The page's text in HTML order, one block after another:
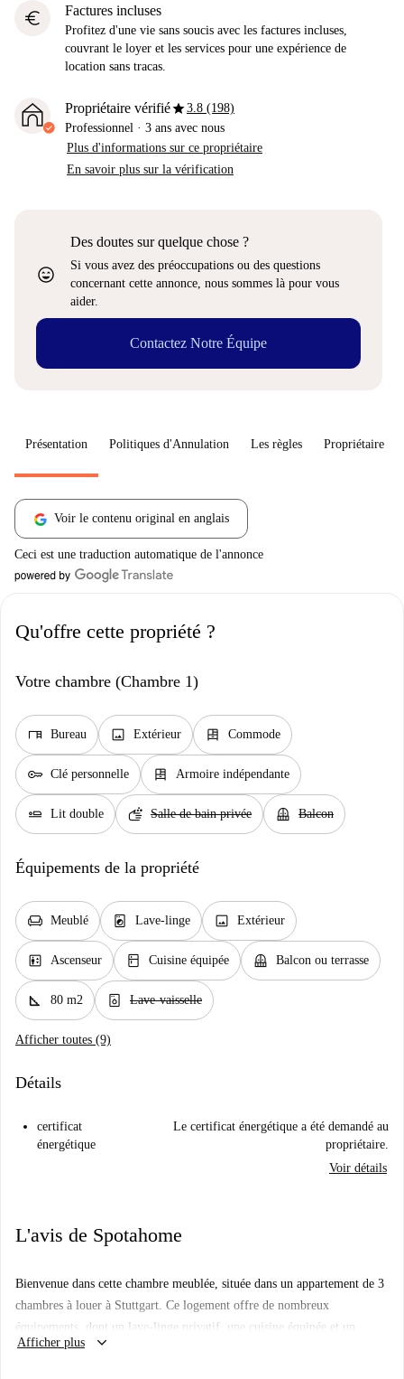
euro Factures incluses
Profitez d'une vie sans soucis avec les factures incluses,
couvrant le loyer et les services pour une expérience de
location sans tracas.
Propriétaire vérifiéstar3.8 (198)
Professionnel · 3 ans avec nous
Plus d'informations sur ce propriétaire
En savoir plus sur la vérification
sentiment_very_satisfied
Des doutes sur quelque chose ?
Si vous avez des préoccupations ou des questions
concernant cette annonce, nous sommes là pour vous
aider.
Contactez Notre Équipe
Présentation Politiques d'Annulation Les règles Propriétaire
Voir le contenu original en anglais
Ceci est une traduction automatique de l'annonce
Qu'offre cette propriété ?
Votre chambre (Chambre 1)
desk Bureau image Extérieur dresser Commode
key Clé personnelle dresser Armoire indépendante
airline_seat_flat Lit double soap Salle de bain privée balcony Balcon
Équipements de la propriété
chair Meublé local_laundry_service Lave-linge image Extérieur
elevator Ascenseur kitchen Cuisine équipée balcony Balcon ou terrasse
square_foot 80 m2 dishwasher_gen Lave-vaisselle
Afficher toutes (9)
Détails
certificat
énergétique
Le certificat énergétique a été demandé au
propriétaire.
Voir détails
L'avis de Spotahome
Bienvenue dans cette chambre meublée, située dans un appartement de 3
chambres à louer à Stuttgart. Ce logement offre de nombreux
équipements, dont un lave-linge privatif, une cuisine équipée et un
ascenseur. L'appartement dispose également d'un balcon, idéal pour se
Afficher plus keyboard_arrow_down